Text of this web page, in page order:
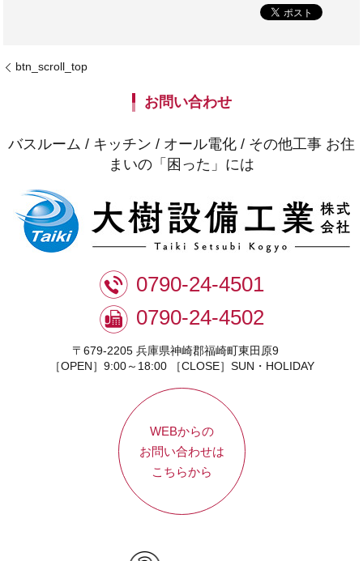
btn_scroll_top
お問い合わせ
バスルーム / キッチン / オール電化 / その他工事 お住
まいの「困った」には
0790-24-4501
0790-24-4502
〒679-2205 兵庫県神崎郡福崎町東田原9
［OPEN］9:00～18:00 ［CLOSE］SUN・HOLIDAY
WEBからの
お問い合わせは
こちらから